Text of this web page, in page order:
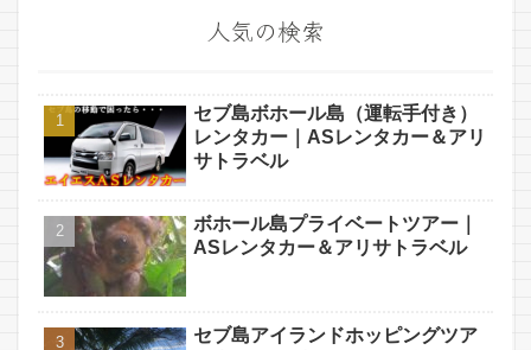
人気の検索
セブ島ボホール島（運転手付き）
レンタカー｜ASレンタカー＆アリ
サトラベル
ボホール島プライベートツアー｜
ASレンタカー＆アリサトラベル
セブ島アイランドホッピングツア